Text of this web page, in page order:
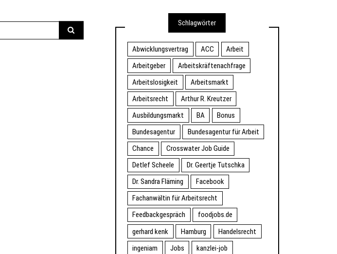
Schlagwörter
Abwicklungsvertrag ACC
Arbeit
Arbeitgeber
Arbeitskräftenachfrage
Arbeitslosigkeit
Arbeitsmarkt
Arbeitsrecht
Arthur R. Kreutzer
Ausbildungsmarkt
BA
Bonus
Bundesagentur
Bundesagentur für Arbeit
Chance
Crosswater Job Guide
Detlef Scheele
Dr. Geertje Tutschka
Dr. Sandra Fläming
Facebook
Fachanwältin für Arbeitsrecht
Feedbackgespräch
foodjobs.de
gerhard kenk
Hamburg
Handelsrecht
ingeniam
Jobs
kanzlei-job